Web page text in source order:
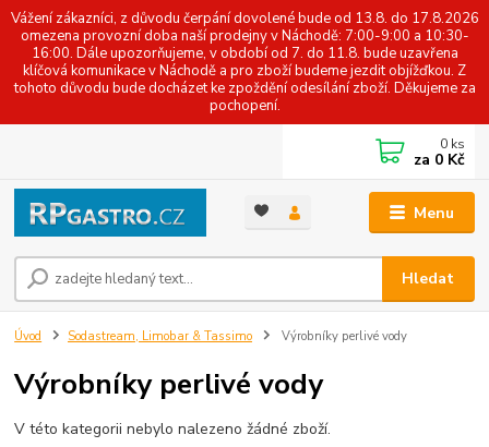
Vážení zákazníci, z důvodu čerpání dovolené bude od 13.8. do 17.8.2026
omezena provozní doba naší prodejny v Náchodě: 7:00-9:00 a 10:30-
16:00. Dále upozorňujeme, v období od 7. do 11.8. bude uzavřena
klíčová komunikace v Náchodě a pro zboží budeme jezdit objížďkou. Z
tohoto důvodu bude docházet ke zpoždění odesílání zboží. Děkujeme za
pochopení.
Menu
Hledat
0 ks
za 0 Kč
Úvod Sodastream, Limobar & Tassimo Výrobníky perlivé vody
Výrobníky perlivé vody
V této kategorii nebylo nalezeno žádné zboží.